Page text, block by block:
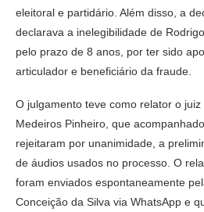
eleitoral e partidário. Além disso, a
declarava a inelegibilidade de
pelo prazo de 8 anos, por ter sido
articulador e beneficiário da fraude.
O julgamento teve como relator o
Medeiros Pinheiro, que
rejeitaram por unanimidade, a
de áudios usados no processo. O
foram enviados espontaneamente
Conceição da Silva via WhatsApp e